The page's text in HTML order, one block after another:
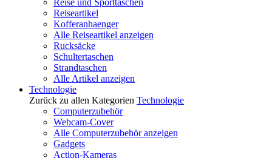
Reise und Sporttaschen
Reiseartikel
Kofferanhaenger
Alle Reiseartikel anzeigen
Rucksäcke
Schultertaschen
Strandtaschen
Alle Artikel anzeigen
Technologie
Zurück zu allen Kategorien Technologie
Computerzubehör
Webcam-Cover
Alle Computerzubehör anzeigen
Gadgets
Action-Kameras